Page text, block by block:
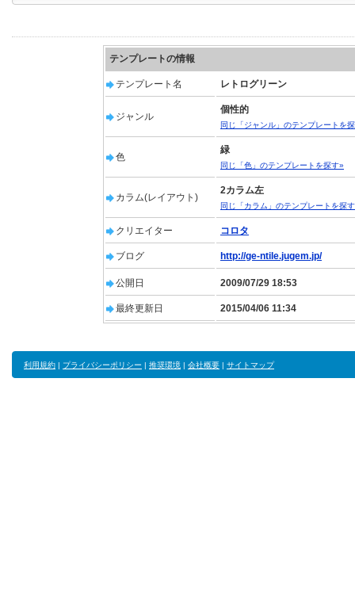
テンプレートの情報
テンプレート名 レトログリーン
ジャンル
個性的
同じ「ジャンル」のテンプレートを
色
緑
同じ「色」のテンプレートを探す»
カラム(レイアウト)
2カラム左
同じ「カラム」のテンプレートを探
クリエイター コロタ
ブログ http://ge-ntile.jugem.jp/
公開日 2009/07/29 18:53
最終更新日 2015/04/06 11:34
利用規約 | プライバシーポリシー | 推奨環境 | 会社概要 | サイトマップ